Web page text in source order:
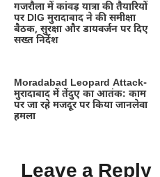
गजरौला में कांवड़ यात्रा की तैयारियों
पर DIG मुरादाबाद ने की समीक्षा
बैठक, सुरक्षा और डायवर्जन पर दिए
सख्त निर्देश
Moradabad Leopard Attack-
मुरादाबाद में तेंदुए का आतंक: काम
पर जा रहे मजदूर पर किया जानलेवा
हमला